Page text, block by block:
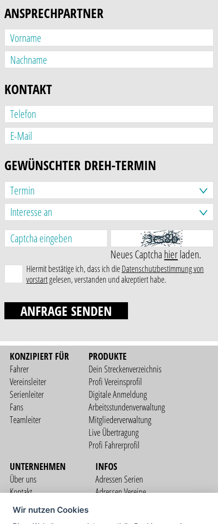
ANSPRECHPARTNER
KONTAKT
GEWÜNSCHTER DREH-TERMIN
Neues Captchahierladen.
Hiermit bestätige ich, dass ich dieDatenschutzbestimmung von
vorstartgelesen, verstanden und akzeptiert habe.
ANFRAGE SENDEN
KONZIPIERT FÜR
Fahrer
Vereinsleiter
Serienleiter
Fans
Teamleiter
PRODUKTE
Dein Streckenverzeichnis
Profi Vereinsprofil
Digitale Anmeldung
Arbeitsstundenverwaltung
Mitgliederverwaltung
Live Übertragung
Profi Fahrerprofil
UNTERNEHMEN
Über uns
Kontakt
Nutzungsbedingungen
Datenschutzerklärung
INFOS
Adressen Serien
Adressen Vereine
Wir nutzen Cookies